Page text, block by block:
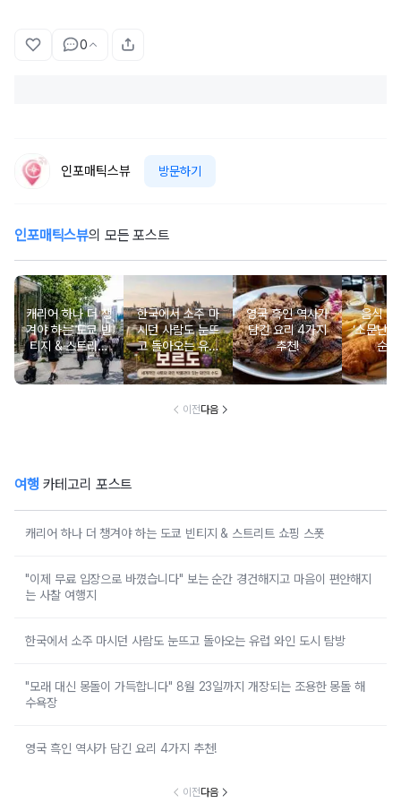
0
인포매틱스뷰 방문하기
인포매틱스뷰의 모든 포스트
캐리어 하나 더 챙
겨야 하는 도쿄 빈
티지 & 스트리트
쇼핑 스폿
한국에서 소주 마
시던 사람도 눈뜨
고 돌아오는 유럽
와인 도시 탐방
영국 흑인 역사가
담긴 요리 4가지
추천!
음식 맛
‘소문난’
순
이전다음
여행 카테고리 포스트
캐리어 하나 더 챙겨야 하는 도쿄 빈티지 & 스트리트 쇼핑 스폿
"이제 무료 입장으로 바꼈습니다" 보는 순간 경건해지고 마음이 편안해지
는 사찰 여행지
한국에서 소주 마시던 사람도 눈뜨고 돌아오는 유럽 와인 도시 탐방
"모래 대신 몽돌이 가득합니다" 8월 23일까지 개장되는 조용한 몽돌 해
수욕장
영국 흑인 역사가 담긴 요리 4가지 추천!
이전다음